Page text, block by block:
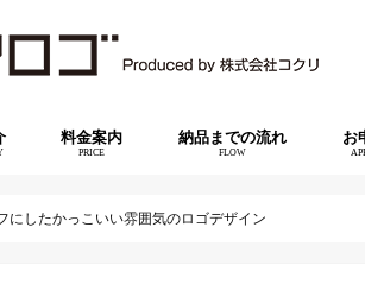
料金案内
PRICE
納品までの流れ
FLOW
お
にしたかっこいい雰囲気のロゴデザイン